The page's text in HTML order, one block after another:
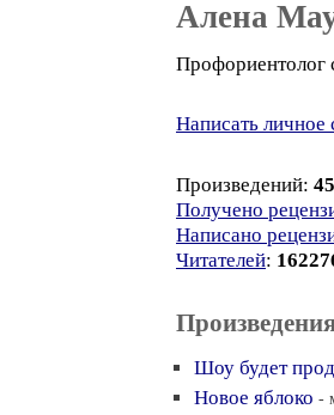
Алена
Профориентолог
Написать личное
Произведений:
Получено
Написано
Читателей:
Шоу будет
Новое яблоко -